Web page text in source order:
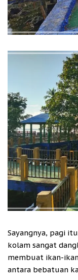
Sayangnya, pagi
kolam sangat
membuat ikan-
antara bebatuan